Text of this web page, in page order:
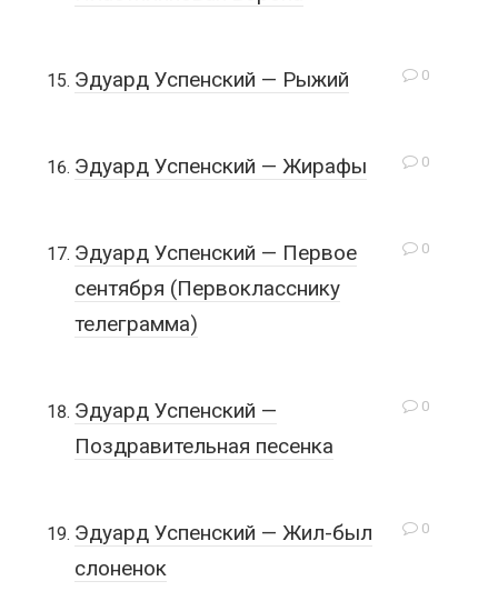
0
Эдуард Успенский — Рыжий
0
Эдуард Успенский — Жирафы
0
Эдуард Успенский — Первое
сентября (Первокласснику
телеграмма)
0
Эдуард Успенский —
Поздравительная песенка
0
Эдуард Успенский — Жил-был
слоненок